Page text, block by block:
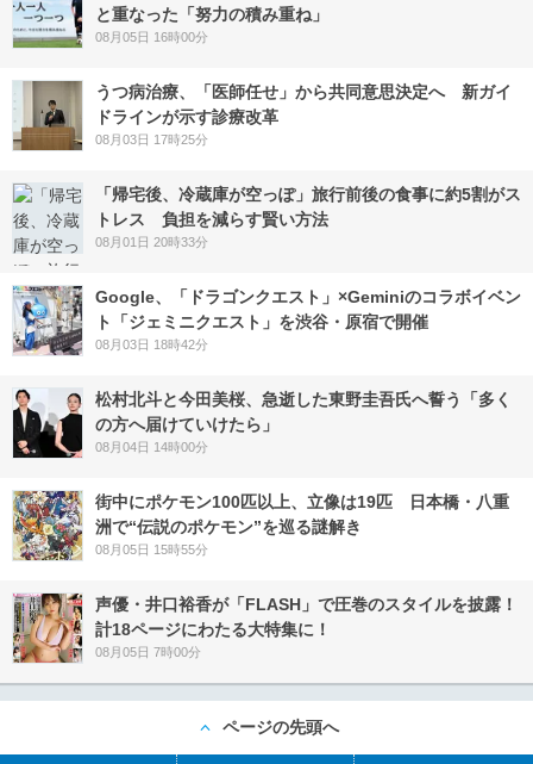
と重なった「努力の積み重ね」
08月05日 16時00分
うつ病治療、「医師任せ」から共同意思決定へ 新ガイ
ドラインが示す診療改革
08月03日 17時25分
「帰宅後、冷蔵庫が空っぽ」旅行前後の食事に約5割がス
トレス 負担を減らす賢い方法
08月01日 20時33分
Google、「ドラゴンクエスト」×Geminiのコラボイベン
ト「ジェミニクエスト」を渋谷・原宿で開催
08月03日 18時42分
松村北斗と今田美桜、急逝した東野圭吾氏へ誓う「多く
の方へ届けていけたら」
08月04日 14時00分
街中にポケモン100匹以上、立像は19匹 日本橋・八重
洲で“伝説のポケモン”を巡る謎解き
08月05日 15時55分
声優・井口裕香が「FLASH」で圧巻のスタイルを披露！
計18ページにわたる大特集に！
08月05日 7時00分
ページの先頭へ